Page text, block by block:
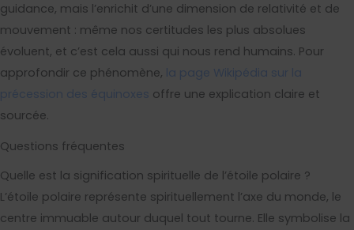
guidance, mais l’enrichit d’une dimension de relativité et de
mouvement : même nos certitudes les plus absolues
évoluent, et c’est cela aussi qui nous rend humains. Pour
approfondir ce phénomène, la page Wikipédia sur la
précession des équinoxes offre une explication claire et
sourcée.
Questions fréquentes
Quelle est la signification spirituelle de l’étoile polaire ?
L’étoile polaire représente spirituellement l’axe du monde, le
centre immuable autour duquel tout tourne. Elle symbolise la